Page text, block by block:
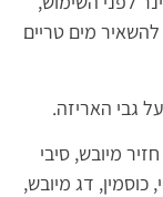
מים טריים
גבי האריזה.
מיובש, סיבי
כוסמין, דג מיובש,